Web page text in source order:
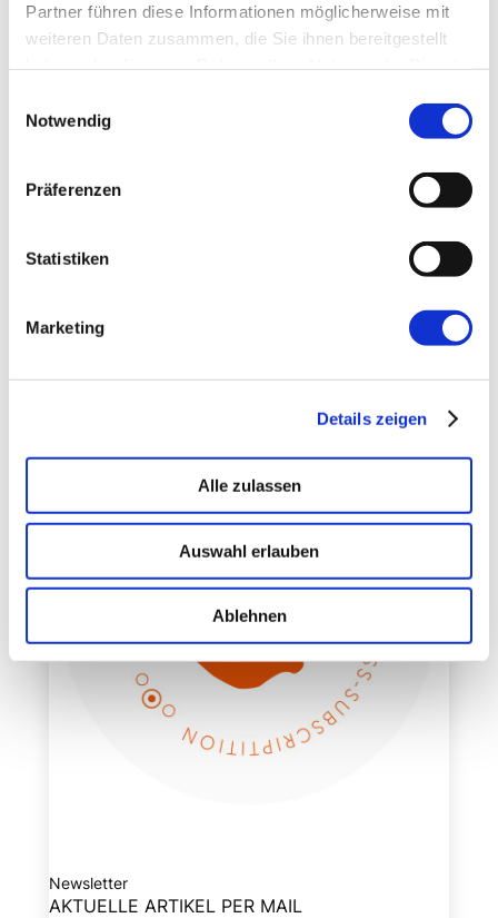
Partner führen diese Informationen möglicherweise mit
weiteren Daten zusammen, die Sie ihnen bereitgestellt
Notwendig
Präferenzen
Statistiken
Marketing
Details zeigen
Alle zulassen
Auswahl erlauben
Ablehnen
Website
Druck & Stress
Newsletter
AKTUELLE ARTIKEL PER MAIL